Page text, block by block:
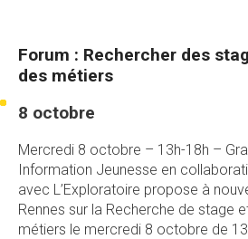
Forum : Rechercher des
des métiers
8 octobre
Mercredi 8 octobre – 13h-18h –
Information Jeunesse en
avec L’Exploratoire propose à
Rennes sur la Recherche de stage
métiers le mercredi 8 octobre de